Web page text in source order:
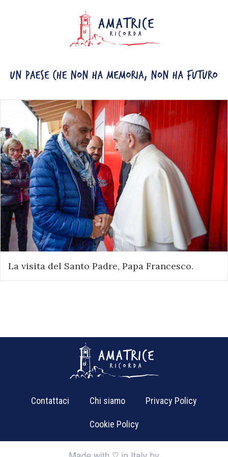
La visita del Santo Padre, Papa Francesco.
Contattaci Chi siamo Privacy Policy
Cookie Policy